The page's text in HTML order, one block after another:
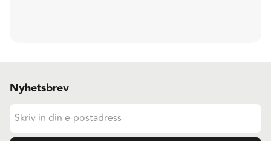
Nyhetsbrev